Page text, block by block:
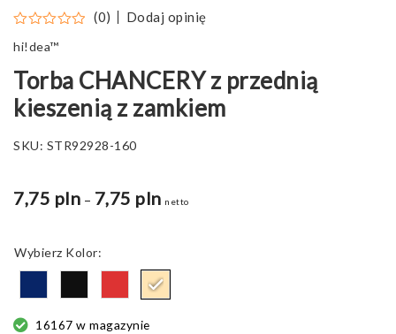
(0) Dodaj opinię
hi!dea™
Torba CHANCERY z przednią
kieszenią z zamkiem
SKU: STR92928-160
7,75 pln – 7,75 plnZakres
do
netto
Kolor
16167 w magazynie